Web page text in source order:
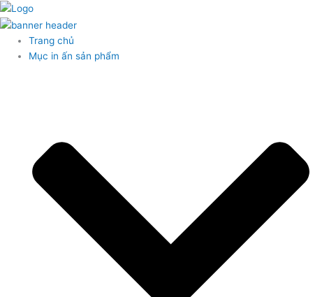
Nhảy
tới
dung
Trang chủ
Mục in ấn sản phẩm